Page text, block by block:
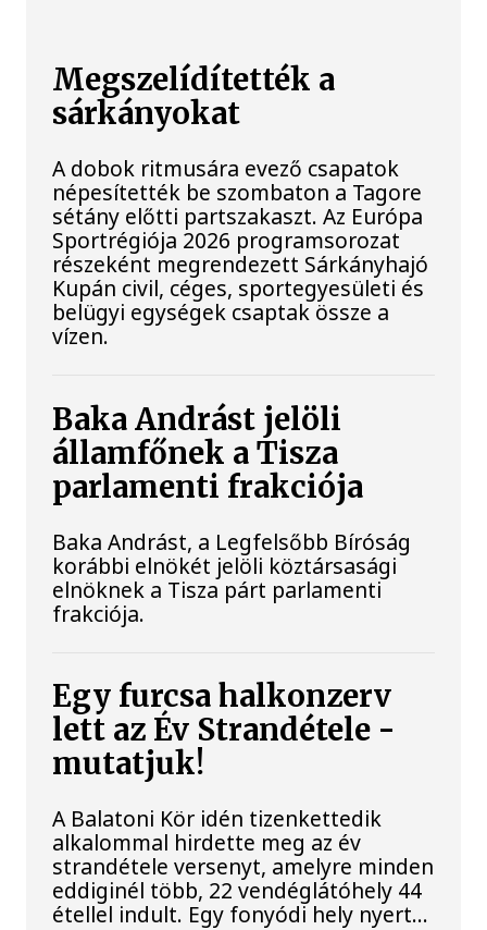
Megszelídítették a
sárkányokat
A dobok ritmusára evező csapatok
népesítették be szombaton a Tagore
sétány előtti partszakaszt. Az Európa
Sportrégiója 2026 programsorozat
részeként megrendezett Sárkányhajó
Kupán civil, céges, sportegyesületi és
belügyi egységek csaptak össze a
vízen.
Baka Andrást jelöli
államfőnek a Tisza
parlamenti frakciója
Baka Andrást, a Legfelsőbb Bíróság
korábbi elnökét jelöli köztársasági
elnöknek a Tisza párt parlamenti
frakciója.
Egy furcsa halkonzerv
lett az Év Strandétele -
mutatjuk!
A Balatoni Kör idén tizenkettedik
alkalommal hirdette meg az év
strandétele versenyt, amelyre minden
eddiginél több, 22 vendéglátóhely 44
étellel indult. Egy fonyódi hely nyert...